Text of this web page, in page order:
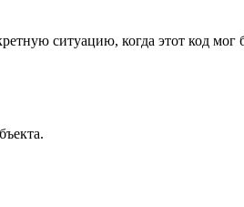
ситуацию, когда этот код мог